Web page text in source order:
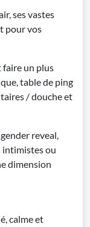
ses vastes
pour vos
faire un plus
table de ping
/ douche et
reveal,
intimistes ou
dimension
calme et